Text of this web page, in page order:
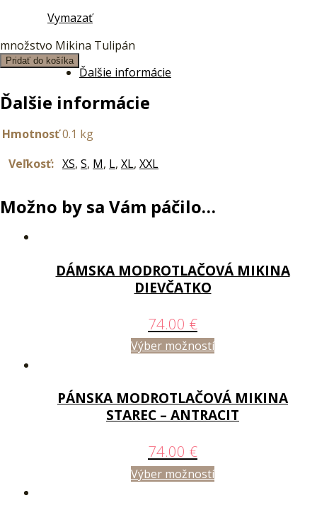
Vymazať
množstvo Mikina Tulipán
Pridať do košíka
Ďalšie informácie
Ďalšie informácie
Hmotnosť0.1 kg
Veľkosť: XS, S, M, L, XL, XXL
Možno by sa Vám páčilo…
DÁMSKA MODROTLAČOVÁ MIKINA
DIEVČATKO
74.00 €
Výber možností
PÁNSKA MODROTLAČOVÁ MIKINA
STAREC – ANTRACIT
74.00 €
Výber možností